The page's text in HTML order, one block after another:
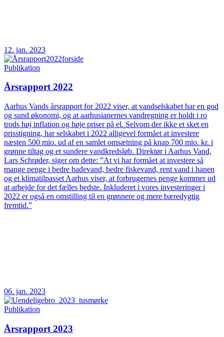
12. jan. 2023
Publikation
Årsrapport 2022
Aarhus Vands årsrapport for 2022 viser, at vandselskabet har en god
og sund økonomi, og at aarhusianernes vandregning er holdt i ro
trods høj inflation og høje priser på el. Selvom der ikke et sket en
prisstigning, har selskabet i 2022 alligevel formået at investere
næsten 500 mio. ud af en samlet omsætning på knap 700 mio. kr. i
grønne tiltag og et sundere vandkredsløb. Direktør i Aarhus Vand,
Lars Schrøder, siger om dette: ”At vi har formået at investere så
mange penge i bedre badevand, bedre fiskevand, rent vand i hanen
og et klimatilpasset Aarhus viser, at forbrugernes penge kommer ud
at arbejde for det fælles bedste. Inkluderet i vores investeringer i
2022 er også en omstilling til en grønnere og mere bæredygtig
fremtid.”
06. jan. 2023
Publikation
Årsrapport 2023